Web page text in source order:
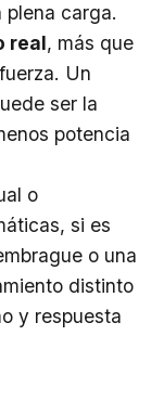
plena carga.
real, más que
Un
ser la
potencia
o
si es
o una
distinto
y respuesta